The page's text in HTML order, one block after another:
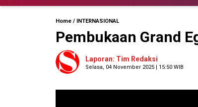
Home / INTERNASIONAL
Pembukaan Grand
Laporan: Tim Redaksi
Selasa, 04 November 2025 | 15:50 WIB